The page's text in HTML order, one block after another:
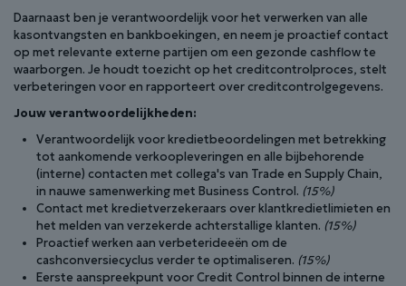
Daarnaast ben je verantwoordelijk voor het verwerken van alle
kasontvangsten en bankboekingen, en neem je proactief contact
op met relevante externe partijen om een gezonde cashflow te
waarborgen. Je houdt toezicht op het creditcontrolproces, stelt
verbeteringen voor en rapporteert over creditcontrolgegevens.
Jouw verantwoordelijkheden:
Verantwoordelijk voor kredietbeoordelingen met betrekking
tot aankomende verkoopleveringen en alle bijbehorende
(interne) contacten met collega's van Trade en Supply Chain,
in nauwe samenwerking met Business Control. (15%)
Contact met kredietverzekeraars over klantkredietlimieten en
het melden van verzekerde achterstallige klanten. (15%)
Proactief werken aan verbeterideeën om de
cashconversiecyclus verder te optimaliseren. (15%)
Eerste aanspreekpunt voor Credit Control binnen de interne